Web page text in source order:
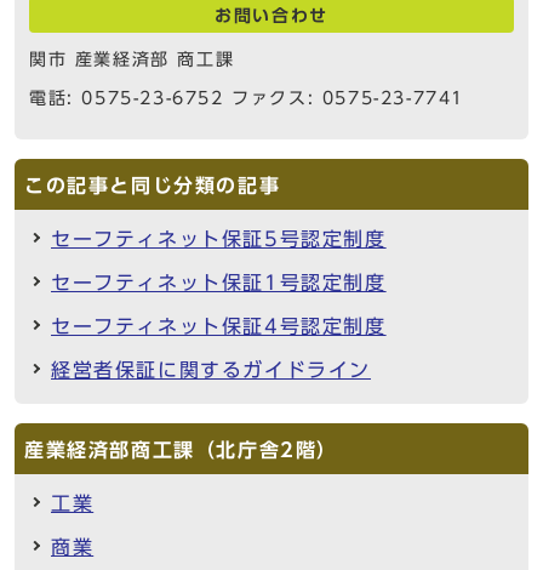
お問い合わせ
関市 産業経済部 商工課
電話: 0575-23-6752 ファクス: 0575-23-7741
この記事と同じ分類の記事
セーフティネット保証5号認定制度
セーフティネット保証1号認定制度
セーフティネット保証4号認定制度
経営者保証に関するガイドライン
産業経済部商工課（北庁舎2階）
工業
商業